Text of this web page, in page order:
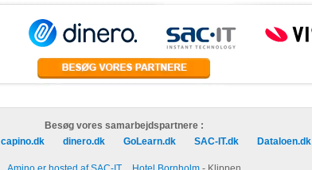
Besøg vores samarbejdspartnere :
capino.dk dinero.dk GoLearn.dk SAC-IT.dk Dataloen.dk